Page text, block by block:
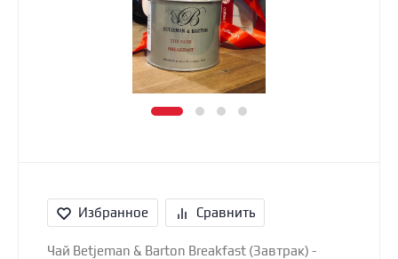
Избранное Сравнить
Чай Вetjeman & Barton Breakfast (Завтрак) -